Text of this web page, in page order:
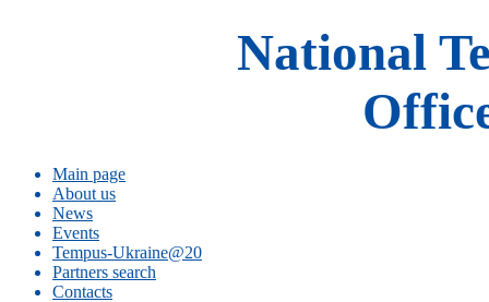
National
Main page
About us
News
Events
Tempus-Ukraine@20
Partners search
Contacts